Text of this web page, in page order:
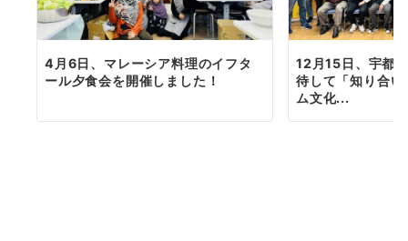
4月6日、マレーシア料理のイフタ
ール夕食会を開催しました！
12月15日、宇都
待して「知り合
ム文化...